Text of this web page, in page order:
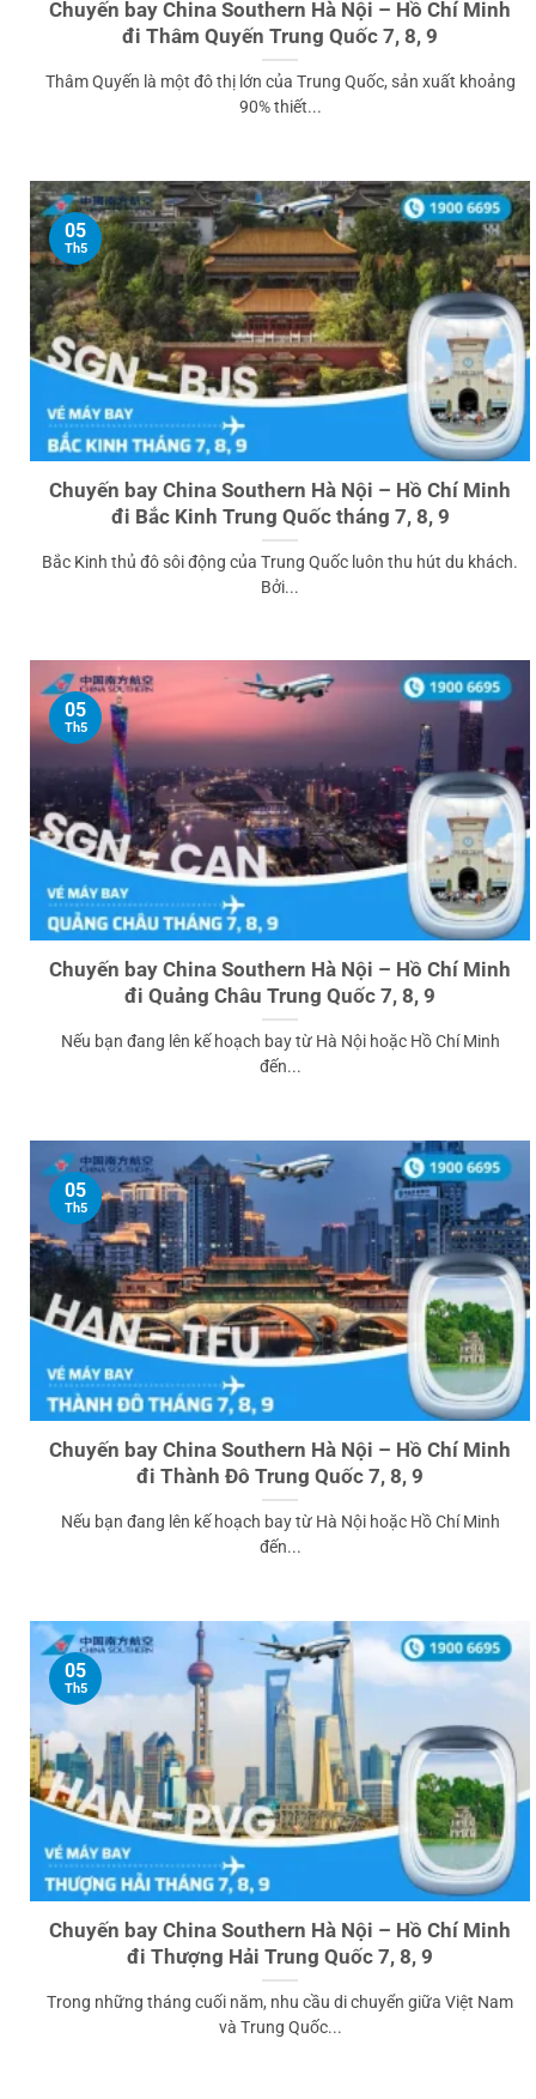
Chuyến bay China Southern Hà Nội – Hồ Chí Minh
đi Thâm Quyến Trung Quốc 7, 8, 9
Thâm Quyến là một đô thị lớn của Trung Quốc, sản xuất khoảng
90% thiết...
Chuyến bay China Southern Hà Nội – Hồ Chí Minh
đi Bắc Kinh Trung Quốc tháng 7, 8, 9
Bắc Kinh thủ đô sôi động của Trung Quốc luôn thu hút du khách.
Bởi...
05
Th5
Chuyến bay China Southern Hà Nội – Hồ Chí Minh
đi Quảng Châu Trung Quốc 7, 8, 9
Nếu bạn đang lên kế hoạch bay từ Hà Nội hoặc Hồ Chí Minh
đến...
05
Th5
Chuyến bay China Southern Hà Nội – Hồ Chí Minh
đi Thành Đô Trung Quốc 7, 8, 9
Nếu bạn đang lên kế hoạch bay từ Hà Nội hoặc Hồ Chí Minh
đến...
05
Th5
Chuyến bay China Southern Hà Nội – Hồ Chí Minh
đi Thượng Hải Trung Quốc 7, 8, 9
Trong những tháng cuối năm, nhu cầu di chuyển giữa Việt Nam
và Trung Quốc...
05
Th5